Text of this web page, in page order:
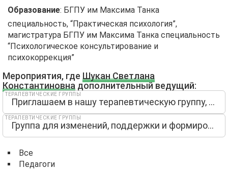
Образование: БГПУ им Максима Танка
специальность, “Практическая психология”,
магистратура БГПУ им Максима Танка специальность
“Психологическое консультирование и
психокоррекция”
Мероприятия, где Шукан Светлана
Константиновна дополнительный ведущий:
Приглашаем в нашу терапевтическую группу, которая стартует 23 сентября
ТЕРАПЕВТИЧЕСКИЕ ГРУППЫ
Группа для изменений, поддержки и формирования опор
ТЕРАПЕВТИЧЕСКИЕ ГРУППЫ
Все
Педагоги